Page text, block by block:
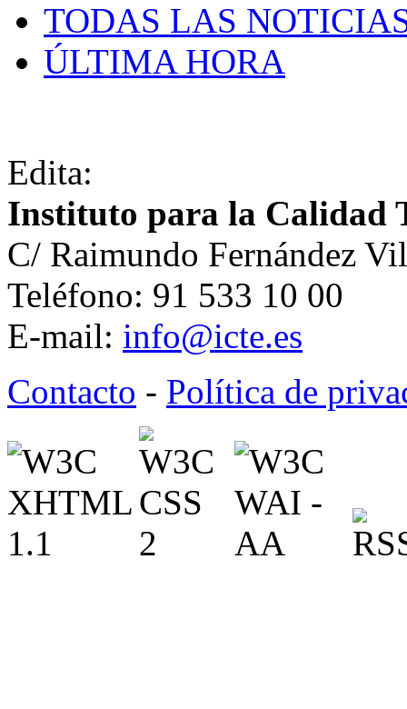
TODAS LAS
ÚLTIMA HORA
Edita:
Instituto para la Calidad
C/ Raimundo Fernández
Teléfono: 91 533 10 00
E-mail: info@icte.es
Contacto - Política de